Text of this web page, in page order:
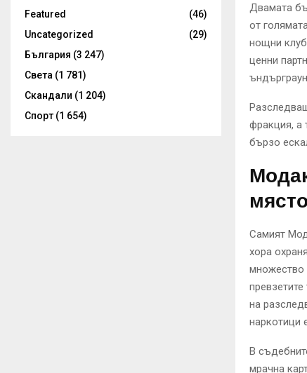
Двамата
от
нощни
ценни
фракция, а
бързо
Самият
хора
множество
на
наркотици
В
мрачна
Featured
(46)
Uncategorized
(29)
България (3 247)
Света (1 781)
Скандали (1 204)
Спорт (1 654)